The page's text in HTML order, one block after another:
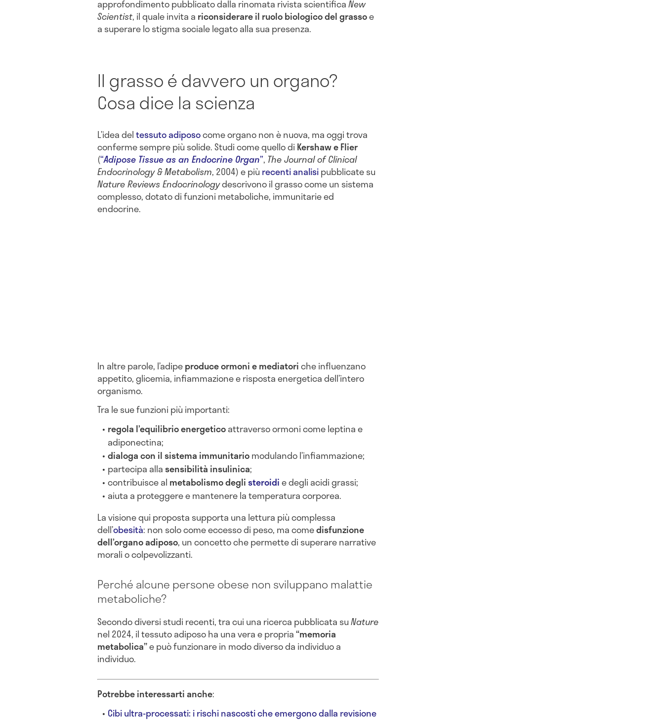
approfondimento pubblicato dalla rinomata rivista scientificaNew
Scientist, il quale invita a riconsiderare il ruolo biologico del grassoe
a superare lo stigma sociale legato alla sua presenza.
Il grasso é davvero un organo?
Cosa dice la scienza
L’idea deltessuto adiposocome organo non è nuova, ma oggi trova
conferme sempre più solide. Studi come quello di Kershaw e Flier
(“Adipose Tissue as an Endocrine Organ”, The Journal of Clinical
Endocrinology & Metabolism, 2004) e più recenti analisipubblicate su
Nature Reviews Endocrinologydescrivono il grasso come un sistema
complesso, dotato di funzioni metaboliche, immunitarie ed
endocrine.
In altre parole, l’adipeproduce ormoni e mediatoriche influenzano
appetito, glicemia, infiammazione e risposta energetica dell’intero
organismo.
Tra le sue funzioni più importanti:
regola l’equilibrio energeticoattraverso ormoni come leptina e
adiponectina;
dialoga con il sistema immunitariomodulando l’infiammazione;
partecipa allasensibilità insulinica;
contribuisce al metabolismo deglisteroidie degli acidi grassi;
aiuta a proteggere e mantenere la temperatura corporea.
La visione qui proposta supporta una lettura più complessa
dell’obesità: non solo come eccesso di peso, ma comedisfunzione
dell’organo adiposo, un concetto che permette di superare narrative
morali o colpevolizzanti.
Perché alcune persone obese non sviluppano malattie
metaboliche?
Secondo diversi studi recenti, tra cui una ricerca pubblicata suNature
nel 2024, il tessuto adiposo ha una vera e propria“memoria
metabolica”e può funzionare in modo diverso da individuo a
individuo.
Potrebbe interessarti anche:
Cibi ultra-processati: i rischi nascosti che emergono dalla revisione